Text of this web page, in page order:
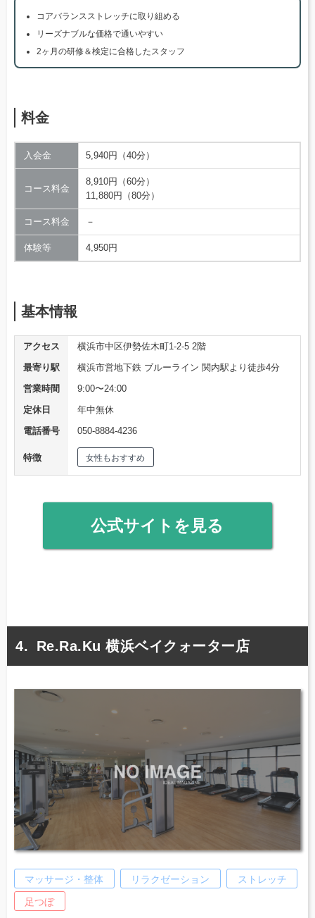
コアバランスストレッチに取り組める
リーズナブルな価格で通いやすい
2ヶ月の研修＆検定に合格したスタッフ
料金
入会金 5,940円（40分）
コース料金
8,910円（60分）
11,880円（80分）
コース料金 －
体験等 4,950円
基本情報
アクセス
横浜市中区伊勢佐木町1-2-5 2階
最寄り駅
横浜市営地下鉄 ブルーライン 関内駅より徒歩4分
営業時間
9:00〜24:00
定休日
年中無休
電話番号
050-8884-4236
特徴 女性もおすすめ
公式サイトを見る
Re.Ra.Ku 横浜ベイクォーター店
マッサージ・整体 リラクゼーション ストレッチ
足つぼ